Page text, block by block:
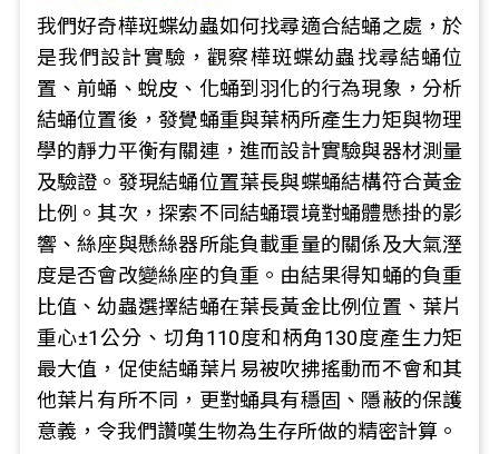
我們好奇樺斑蝶幼蟲如何找尋適合結蛹之處，於
是我們設計實驗，觀察樺斑蝶幼蟲找尋結蛹位
置、前蛹、蛻皮、化蛹到羽化的行為現象，分析
結蛹位置後，發覺蛹重與葉柄所產生力矩與物理
學的靜力平衡有關連，進而設計實驗與器材測量
及驗證。發現結蛹位置葉長與蝶蛹結構符合黃金
比例。其次，探索不同結蛹環境對蛹體懸掛的影
響、絲座與懸絲器所能負載重量的關係及大氣溼
度是否會改變絲座的負重。由結果得知蛹的負重
比值、幼蟲選擇結蛹在葉長黃金比例位置、葉片
重心±1公分、切角110度和柄角130度產生力矩
最大值，促使結蛹葉片易被吹拂搖動而不會和其
他葉片有所不同，更對蛹具有穩固、隱蔽的保護
意義，令我們讚嘆生物為生存所做的精密計算。